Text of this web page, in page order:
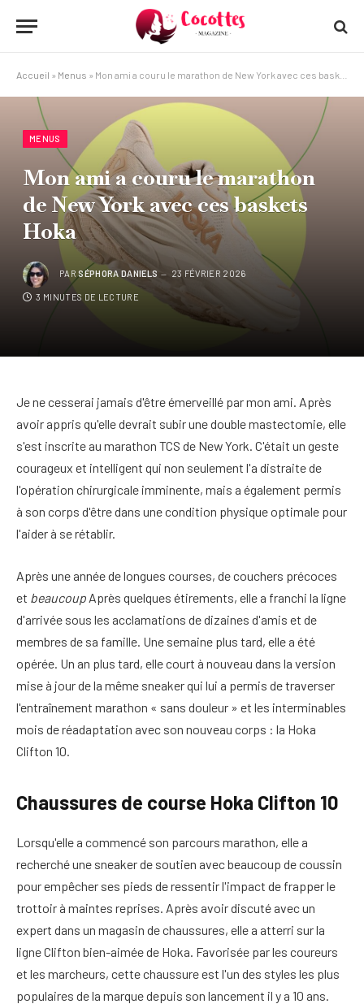
Accueil » Menus » Mon ami a couru le marathon de New York avec ces baskets Hoka
MENUS
Mon ami a couru le marathon
de New York avec ces baskets
Hoka
PAR SÉPHORA DANIELS 23 FÉVRIER 2026
3 MINUTES DE LECTURE
Je ne cesserai jamais d'être émerveillé par mon ami. Après
avoir appris qu'elle devrait subir une double mastectomie, elle
s'est inscrite au marathon TCS de New York. C'était un geste
courageux et intelligent qui non seulement l'a distraite de
l'opération chirurgicale imminente, mais a également permis
à son corps d'être dans une condition physique optimale pour
l'aider à se rétablir.
Après une année de longues courses, de couchers précoces
et beaucoup Après quelques étirements, elle a franchi la ligne
d'arrivée sous les acclamations de dizaines d'amis et de
membres de sa famille. Une semaine plus tard, elle a été
opérée. Un an plus tard, elle court à nouveau dans la version
mise à jour de la même sneaker qui lui a permis de traverser
l'entraînement marathon « sans douleur » et les interminables
mois de réadaptation avec son nouveau corps : la Hoka
Clifton 10.
Chaussures de course Hoka Clifton 10
Lorsqu'elle a commencé son parcours marathon, elle a
recherché une sneaker de soutien avec beaucoup de coussin
pour empêcher ses pieds de ressentir l'impact de frapper le
trottoir à maintes reprises. Après avoir discuté avec un
expert dans un magasin de chaussures, elle a atterri sur la
ligne Clifton bien-aimée de Hoka. Favorisée par les coureurs
et les marcheurs, cette chaussure est l'un des styles les plus
populaires de la marque depuis son lancement il y a 10 ans.